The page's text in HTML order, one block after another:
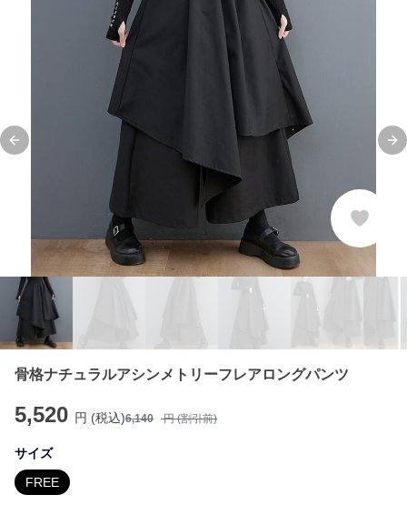
Previous slide
骨格ナチュラルアシンメトリーフレアロングパンツ
5,520 円 (税込)6,140 円 (割引前)
サイズ
FREE